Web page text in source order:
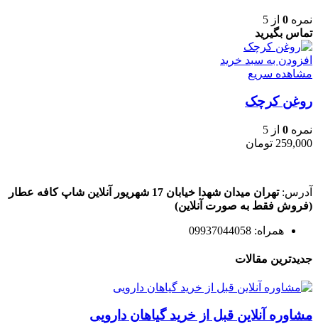
نمره 0 از 5
تماس بگیرید
افزودن به سبد خرید
مشاهده سریع
روغن کرچک
نمره 0 از 5
259,000 تومان
آدرس:تهران میدان شهدا خیابان 17 شهریور آنلاین شاپ کافه عطار
(فروش فقط به صورت آنلاین)
همراه: 09937044058
جدیدترین مقالات
مشاوره آنلاین قبل از خرید گیاهان دارویی